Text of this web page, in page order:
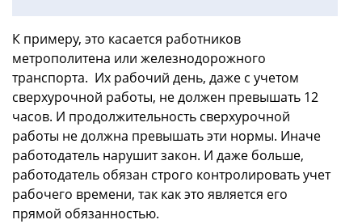
К примеру, это касается работников
метрополитена или железнодорожного
транспорта. Их рабочий день, даже с учетом
сверхурочной работы, не должен превышать 12
часов. И продолжительность сверхурочной
работы не должна превышать эти нормы. Иначе
работодатель нарушит закон. И даже больше,
работодатель обязан строго контролировать учет
рабочего времени, так как это является его
прямой обязанностью.